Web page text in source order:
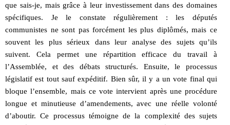
que sais-je, mais grâce à leur investissement dans des domaines
spécifiques. Je le constate régulièrement : les députés
communistes ne sont pas forcément les plus diplômés, mais ce
souvent les plus sérieux dans leur analyse des sujets qu’ils
suivent. Cela permet une répartition efficace du travail à
l’Assemblée, et des débats structurés. Ensuite, le processus
législatif est tout sauf expéditif. Bien sûr, il y a un vote final qui
bloque l’ensemble, mais ce vote intervient après une procédure
longue et minutieuse d’amendements, avec une réelle volonté
d’aboutir. Ce processus témoigne de la complexité des sujets